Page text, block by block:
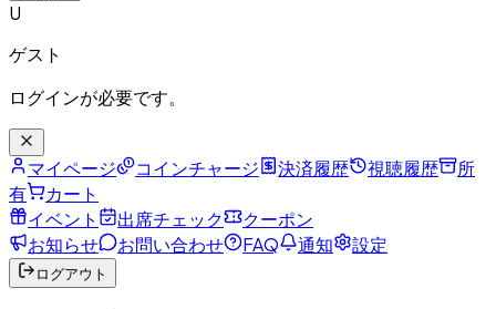
U
ゲスト
ログインが必要です。
マイページ コインチャージ 決済履歴 視聴履歴
所
有
カート
イベント
出席チェック
クーポン
お知らせ
お問い合わせ FAQ 通知 設定
ログアウト